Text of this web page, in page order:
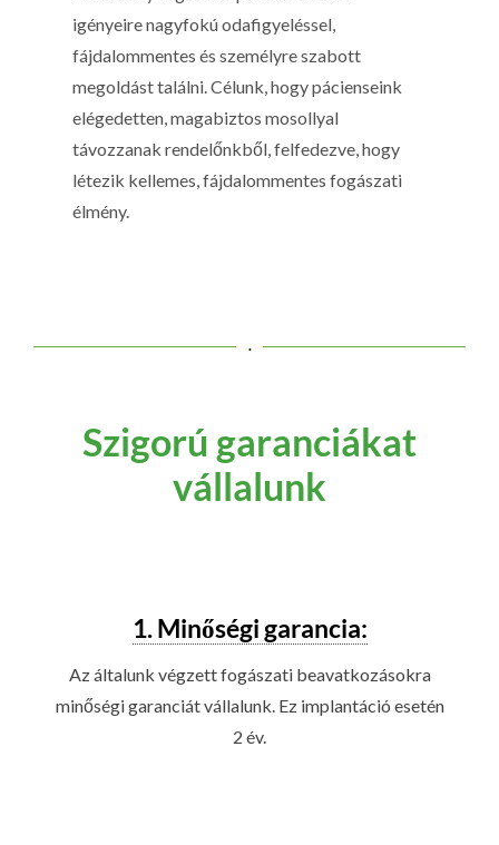
igényeire nagyfokú odafigyeléssel,
fájdalommentes és személyre szabott
megoldást találni. Célunk, hogy pácienseink
elégedetten, magabiztos mosollyal
távozzanak rendelőnkből, felfedezve, hogy
létezik kellemes, fájdalommentes fogászati
élmény.
.
Szigorú garanciákat
vállalunk
1. Minőségi garancia:
Az általunk végzett fogászati beavatkozásokra
minőségi garanciát vállalunk. Ez implantáció esetén
2 év.